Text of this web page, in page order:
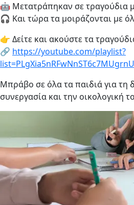
🤖 Μετατράπηκαν σε τραγούδια
🎧 Και τώρα τα μοιράζονται με
👉 Δείτε και ακούστε τα
🔗 https://youtube.com/playlist?
Μπράβο σε όλα τα παιδιά για τη
συνεργασία και την οικολογική